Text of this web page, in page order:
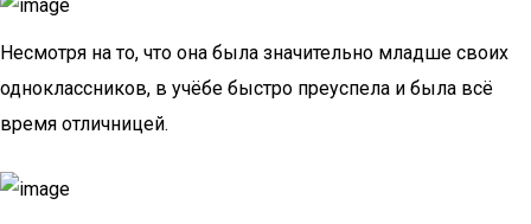
Несмотря на то, что она была значительно младше своих
одноклассников, в учёбе быстро преуспела и была всё
время отличницей.